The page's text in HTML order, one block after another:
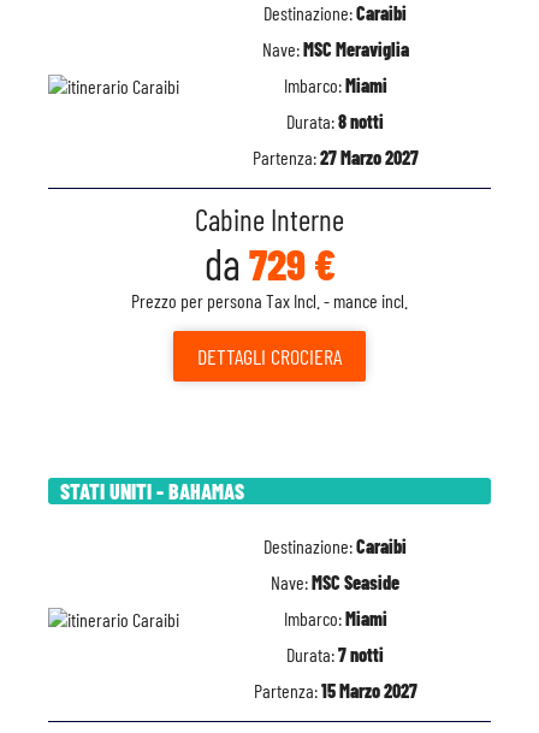
Destinazione:Caraibi
Nave:MSC Meraviglia
Imbarco:Miami
Durata:8 notti
Partenza:27 Marzo 2027
Cabine Interne
da 729 €
Prezzo per persona Tax Incl. - mance incl.
DETTAGLI CROCIERA
STATI UNITI - BAHAMAS
Destinazione:Caraibi
Nave:MSC Seaside
Imbarco:Miami
Durata:7 notti
Partenza:15 Marzo 2027